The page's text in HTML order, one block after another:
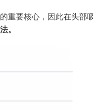
重要核心，因此在头部
。